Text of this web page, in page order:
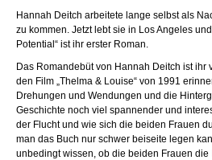
Hannah Deitch arbeitete lange selbst als
zu kommen. Jetzt lebt sie in Los Angeles
Potential“ ist ihr erster Roman.
Das Romandebüt von Hannah Deitch ist
den Film „Thelma & Louise“ von 1991
Drehungen und Wendungen und die
Geschichte noch viel spannender und
der Flucht und wie sich die beiden Frauen
man das Buch nur schwer beiseite legen
unbedingt wissen, ob die beiden Frauen